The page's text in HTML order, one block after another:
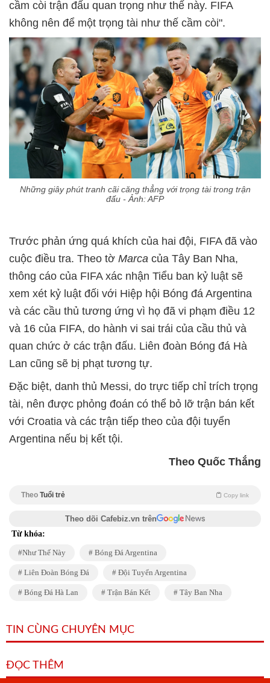
cầm còi trận đấu quan trọng như thế này. FIFA
không nên để một trọng tài như thế cầm còi".
Những giây phút tranh cãi căng thẳng với trọng tài trong trận
đấu - Ảnh: AFP
Trước phản ứng quá khích của hai đội, FIFA đã vào
cuộc điều tra. Theo tờ Marca của Tây Ban Nha,
thông cáo của FIFA xác nhận Tiểu ban kỷ luật sẽ
xem xét kỷ luật đối với Hiệp hội Bóng đá Argentina
và các cầu thủ tương ứng vì họ đã vi phạm điều 12
và 16 của FIFA, do hành vi sai trái của cầu thủ và
quan chức ở các trận đấu. Liên đoàn Bóng đá Hà
Lan cũng sẽ bị phạt tương tự.
Đặc biệt, danh thủ Messi, do trực tiếp chỉ trích trọng
tài, nên được phỏng đoán có thể bỏ lỡ trận bán kết
với Croatia và các trận tiếp theo của đội tuyển
Argentina nếu bị kết tội.
Theo Quốc Thắng
Theo Tuổi trẻ Copy link
Theo dõi Cafebiz.vn trên
Từ khóa:
Như Thế Này Bóng Đá Argentina
Liên Đoàn Bóng Đá Đội Tuyển Argentina
Bóng Đá Hà Lan Trận Bán Kết Tây Ban Nha
TIN CÙNG CHUYÊN MỤC
ĐỌC THÊM